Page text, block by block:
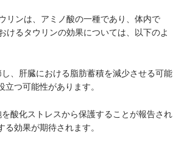
リンは、アミノ酸の一種であり、体内で
るタウリンの効果については、以下のよ
、肝臓における脂肪蓄積を減少させる可能
つ可能性があります。
酸化ストレスから保護することが報告され
効果が期待されます。